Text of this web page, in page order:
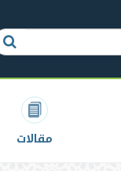
مقالات